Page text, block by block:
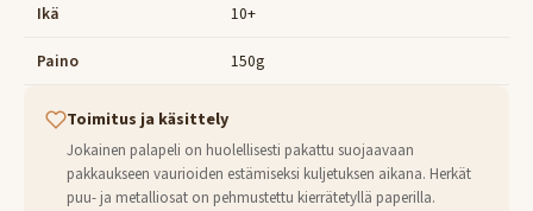
Ikä 10+
Paino 150g
Toimitus ja käsittely
Jokainen palapeli on huolellisesti pakattu suojaavaan
pakkaukseen vaurioiden estämiseksi kuljetuksen aikana. Herkät
puu- ja metalliosat on pehmustettu kierrätetyllä paperilla.